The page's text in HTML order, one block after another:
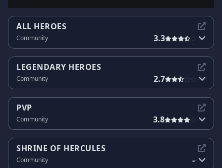
ALL HEROES
Community 3.3
LEGENDARY HEROES
Community 2.7
PVP
Community 3.8
SHRINE OF HERCULES
Community --